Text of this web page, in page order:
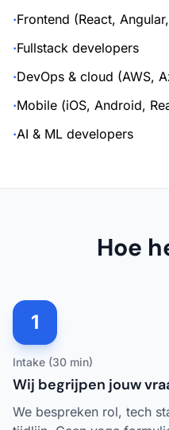
·Frontend (React,
·Fullstack developers
·DevOps & cloud (AWS,
·Mobile (iOS, Android,
·AI & ML developers
Hoe
1
Intake (30 min)
Wij begrijpen jouw
We bespreken rol, tech